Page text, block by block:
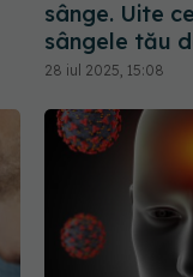
sânge. Uite
sângele tău
28 iul 2025, 15:08